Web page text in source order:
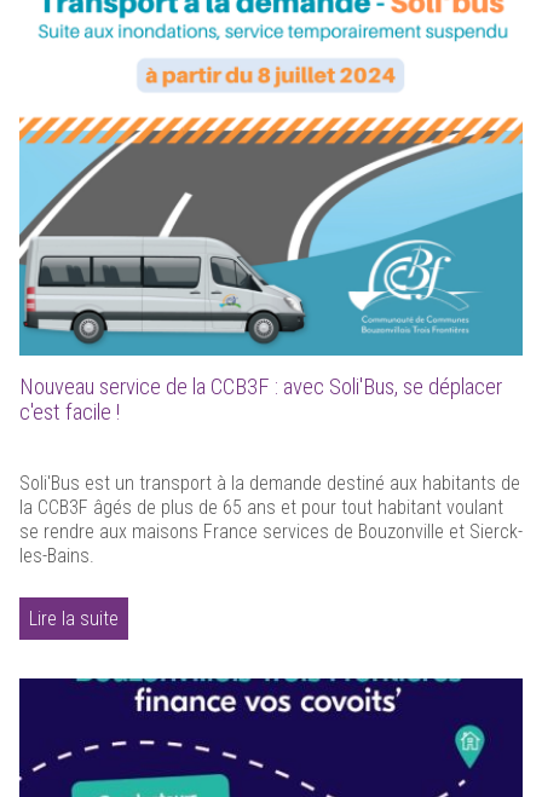
Nouveau service de la CCB3F : avec Soli'Bus, se déplacer
c'est facile !
Soli'Bus est un transport à la demande destiné aux habitants de
la CCB3F âgés de plus de 65 ans et pour tout habitant voulant
se rendre aux maisons France services de Bouzonville et Sierck-
les-Bains.
Lire la suite